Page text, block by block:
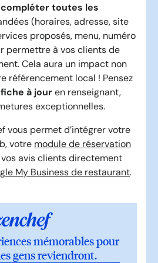
compléter toutes les
(horaires, adresse, site
proposés, menu, numéro
permettre à vos clients de
Cela aura un impact non
référencement local ! Pensez
à jouren renseignant,
exceptionnelles.
vous permet d’intégrer votre
votre module de réservation
avis clients directement
My Business de restaurant.
mémorables pour
gens reviendront.